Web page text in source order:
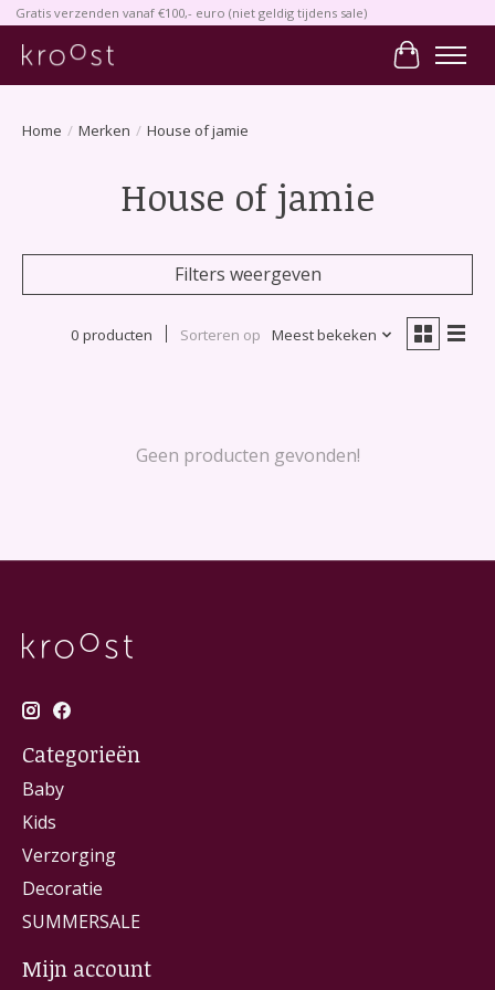
Gratis verzenden vanaf €100,- euro (niet geldig tijdens sale)
Home / Merken / House of jamie
House of jamie
Filters weergeven
0 producten Sorteren op Meest bekeken
Geen producten gevonden!
Categorieën
Baby
Kids
Verzorging
Decoratie
SUMMERSALE
Mijn account